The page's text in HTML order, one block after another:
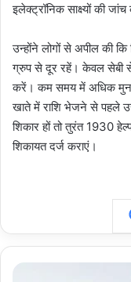
इलेक्ट्रॉनिक साक्ष्यों की
उन्होंने लोगों से अपील की
ग्रुप से दूर रहें। केवल सेबी
करें। कम समय में अधिक
खाते में राशि भेजने से पहले
शिकार हों तो तुरंत 1930
शिकायत दर्ज कराएं।